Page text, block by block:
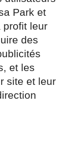
Park et
profit leur
des
et les
site et leur